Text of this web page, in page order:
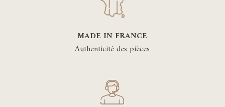
MADE IN FRANCE
Authenticité des pièces